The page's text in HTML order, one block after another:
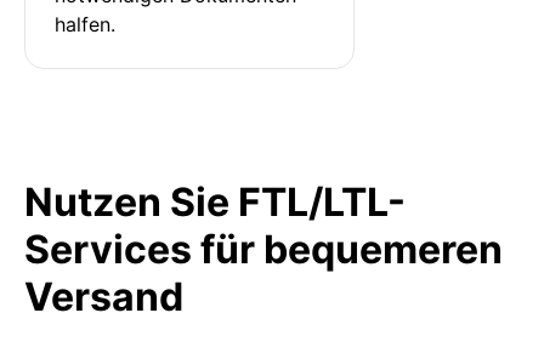
halfen.
Nutzen Sie FTL/LTL-
Services für bequemeren
Versand